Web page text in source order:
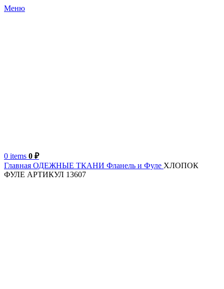
Меню
0 items 0 ₽
Главная ОДЕЖНЫЕ ТКАНИ Фланель и Фуле ХЛОПОК
ФУЛЕ АРТИКУЛ 13607